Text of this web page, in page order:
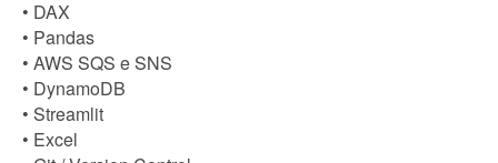
• DAX
• Pandas
• AWS SQS e SNS
• DynamoDB
• Streamlit
• Excel